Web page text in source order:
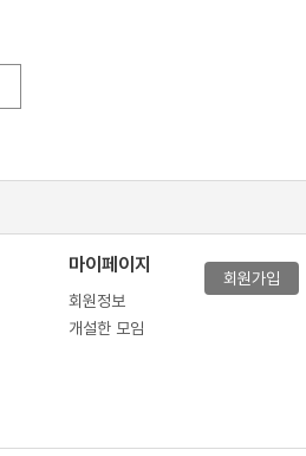
마이페이지
회원정보
개설한 모임
회원가입